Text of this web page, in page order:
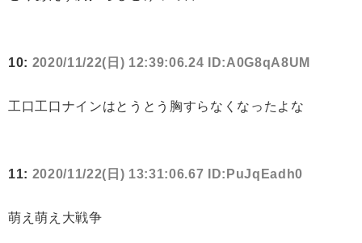
10: 2020/11/22(日) 12:39:06.24 ID:A0G8qA8UM
工口工口ナインはとうとう胸すらなくなったよな
11: 2020/11/22(日) 13:31:06.67 ID:PuJqEadh0
萌え萌え大戦争